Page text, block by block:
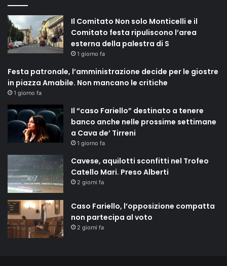
Il Comitato Non solo Monticelli e il
Comitato festa ripuliscono l’area
esterna della palestra di S
1 giorno fa
Festa patronale, l’amministrazione decide per le giostre
in piazza Amabile. Non mancano le critiche
1 giorno fa
Il “caso Fariello” destinato a tenere
banco anche nelle prossime settimane
a Cava de’ Tirreni
1 giorno fa
Cavese, aquilotti sconfitti nel Trofeo
Catello Mari. Preso Alberti
2 giorni fa
Caso Fariello, l’opposizione compatta
non partecipa al voto
2 giorni fa